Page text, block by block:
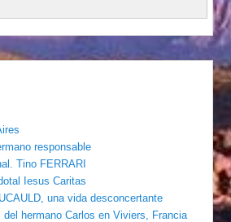
responsable
Tino FERRARI
Iesus Caritas
una vida desconcertante
hermano Carlos en Viviers, Francia